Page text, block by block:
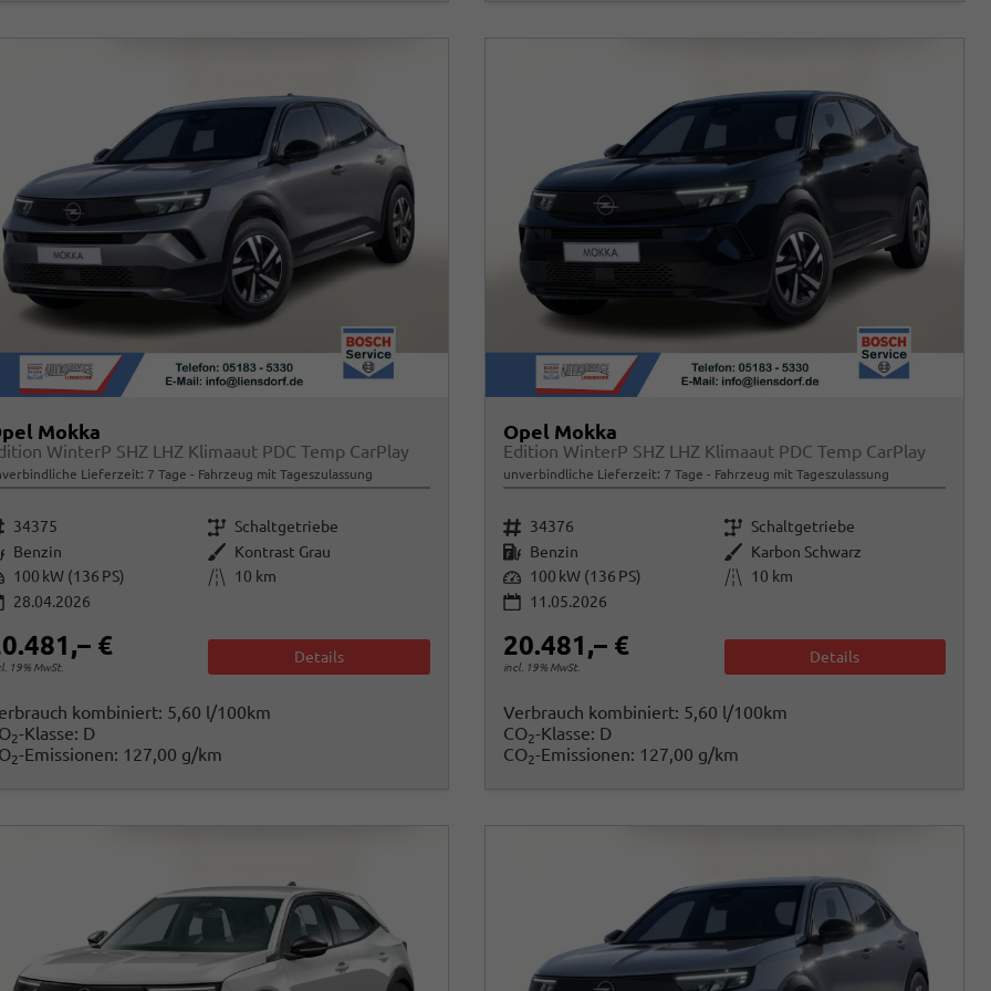
Mokka
WinterP SHZ LHZ Klimaaut PDC Temp CarPlay
Lieferzeit: 7 Tage Fahrzeug mit Tageszulassung
34375 Getriebe Schaltgetriebe
Benzin Außenfarbe Kontrast Grau
100 kW (136 PS) Kilometerstand 10 km
28.04.2026
€
19% MwSt.
Details
kombiniert: 5,60 l/100km
2-Klasse: D
2-Emissionen: 127,00 g/km
Opel Mokka
Edition WinterP SHZ LHZ Klimaaut PDC Temp CarPlay
unverbindliche Lieferzeit: 7 Tage Fahrzeug mit Tageszulassung
Fahrzeugnr. 34376 Getriebe Schaltgetriebe
Kraftstoff Benzin Außenfarbe Karbon Schwarz
Leistung 100 kW (136 PS) Kilometerstand
10 km
11.05.2026
20.481,– €
incl. 19% MwSt.
Details
Verbrauch kombiniert: 5,60 l/100km
CO2-Klasse: D
CO2-Emissionen: 127,00 g/km